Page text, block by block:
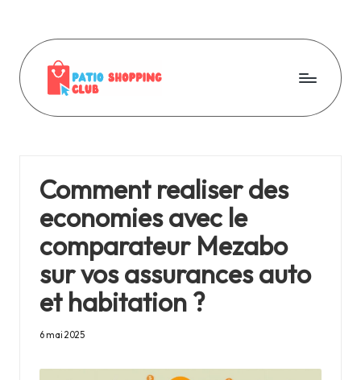
content
P
o
s
h
o
p
p
i
Comment realiser des
economies avec le
comparateur Mezabo
sur vos assurances auto
et habitation ?
6 mai 2025